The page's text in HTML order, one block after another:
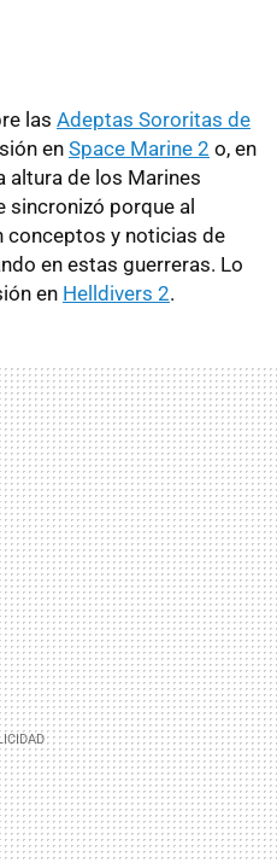
las Adeptas Sororitas de
en Space Marine 2 o, en
altura de los Marines
sincronizó porque al
y noticias de
en estas guerreras. Lo
en Helldivers 2.